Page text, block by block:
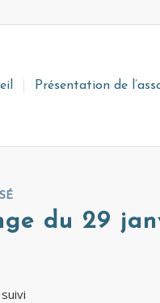
Présentation de
du 29